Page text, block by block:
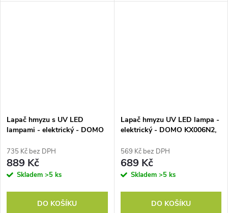
Lapač hmyzu s UV LED
lampami - elektrický - DOMO
UV LED lampy (12 W)
735 Kč bez DPH
889 Kč
Skladem >5 ks
DO KOŠÍKU
Lapač hmyzu UV LED lampa -
elektrický - DOMO KX006N2,
569 Kč bez DPH
689 Kč
Skladem >5 ks
DO KOŠÍKU